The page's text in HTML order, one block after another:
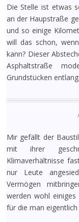
Die Stelle ist etwas
an der Haupstraße
und so einige
will das schon,
kann? Dieser
Asphaltstraße
Grundstücken entlang.
Mir gefällt der
mit ihrer
Klimaverhältnisse
nur Leute
Vermögen
werden wohl
für die man